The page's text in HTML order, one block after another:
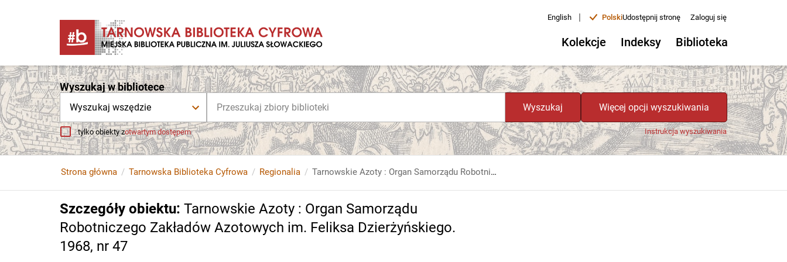
English | PolskiUdostępnij stronę Zaloguj się
Kolekcje Indeksy Biblioteka
Wyszukaj w bibliotece
Wyszukaj wszędzie Wyszukaj Więcej opcji wyszukiwania
tylko obiekty zotwartym dostępem Instrukcja wyszukiwania
Strona główna Tarnowska Biblioteka Cyfrowa Regionalia Tarnowskie Azoty : Organ Samorządu Robotniczego Zakładów Azotowych im. Feliksa Dzierżyńskiego. 1968, nr 47
Szczegóły obiektu: Tarnowskie Azoty : Organ Samorządu
Robotniczego Zakładów Azotowych im. Feliksa Dzierżyńskiego.
1968, nr 47